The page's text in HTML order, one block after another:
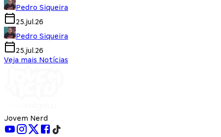
Pedro Siqueira
25.jul.26
Pedro Siqueira
25.jul.26
Veja mais Notícias
Jovem Nerd